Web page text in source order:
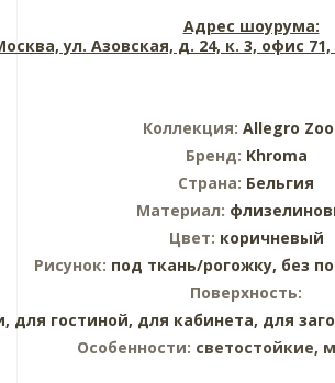
Адрес шоурума:
ул. Азовская, д. 24, к. 3, офис
Коллекция: Allegro
Бренд: Khroma
Страна: Бельгия
Материал:
Цвет: коричневый
Рисунок: под ткань/рогожку, без
Поверхность:
для гостиной, для кабинета, для
Особенности: светостойкие,